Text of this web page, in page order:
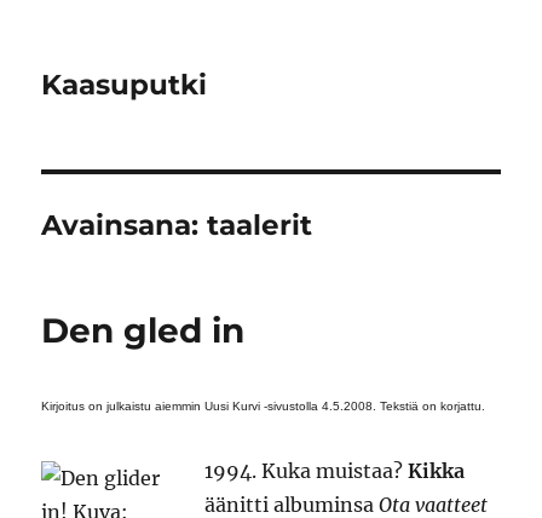
Kaasuputki
Avainsana:taalerit
Den gled in
Kirjoitus on julkaistu aiemmin Uusi Kurvi -sivustolla 4.5.2008. Tekstiä on korjattu.
1994. Kuka muistaa?Kikka
äänitti albuminsaOta vaatteet